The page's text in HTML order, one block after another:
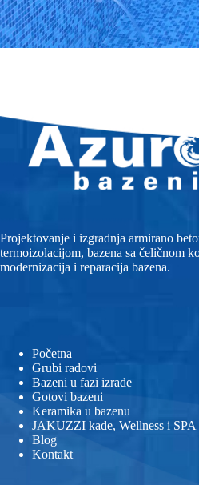
Projektovanje i izgradnja armirano
termoizolacijom, bazena sa čeličnom
modernizacija i reparacija bazena.
Početna
Grubi radovi
Bazeni u fazi izrade
Gotovi bazeni
Keramika u bazenu
JAKUZZI kade, Wellness i SPA
Blog
Kontakt